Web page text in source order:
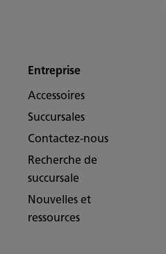
Entreprise
Accessoires
Succursales
Contactez-nous
Recherche de
succursale
Nouvelles et
ressources